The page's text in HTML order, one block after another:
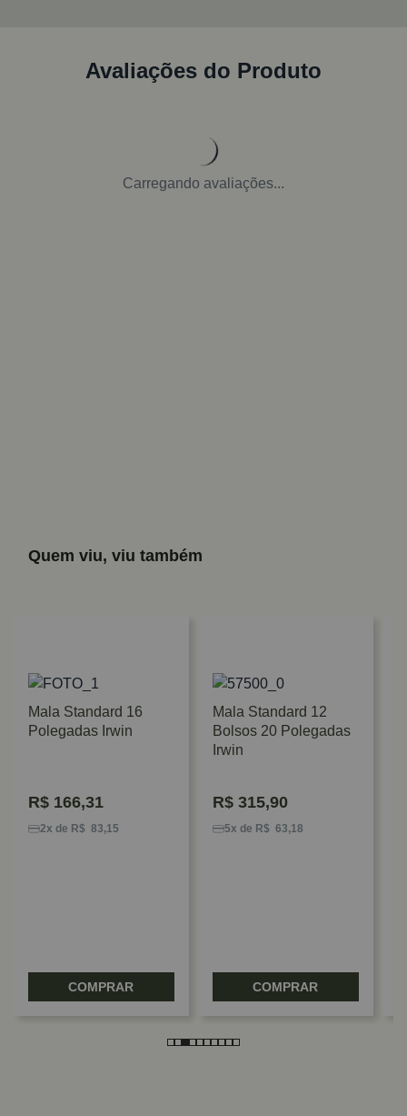
Avaliações do Produto
Carregando avaliações...
Quem viu, viu também
Mala Standard 16
Polegadas Irwin
R$ 166,31
2x de R$ 83,15
COMPRAR
Mala Standard 12
Bolsos 20 Polegadas
Irwin
R$ 315,90
5x de R$ 63,18
COMPRAR